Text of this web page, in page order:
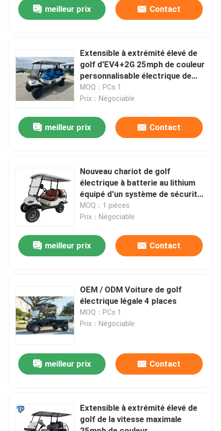
Produits
Au sujet de nous
Visite d'usine
Contact USA
Nouvelles
Miroirs de côté de chariot de golf
Tableau de bord de chariot de golf
meilleur prix Contact
Extensible à extrémité élevé de
golf d'EV4+2G 25mph de couleur
personnalisable électrique de
chariot
MOQ：PCs 1
Prix：Négociable
meilleur prix Contact
Nouveau chariot de golf
électrique à batterie au lithium
équipé d'un système de sécurité
pour les visites touristiques
MOQ：1 pièces
Prix：Négociable
meilleur prix Contact
OEM / ODM Voiture de golf
électrique légale 4 places
MOQ：PCs 1
Prix：Négociable
meilleur prix Contact
Extensible à extrémité élevé de
golf de la vitesse maximale